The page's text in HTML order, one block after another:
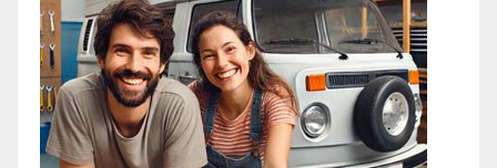
98687-2000 se você está
pensando em reformar ou pintar
a fachada da sua empresa,
condomínio ou